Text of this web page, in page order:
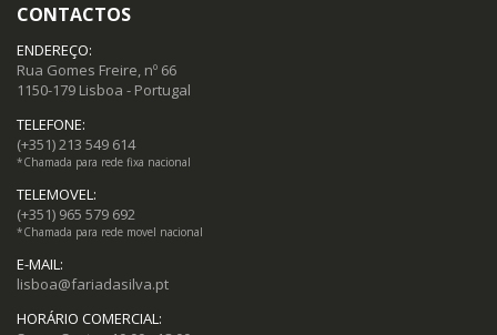
CONTACTOS
ENDEREÇO:
Rua Gomes Freire, nº 66
1150-179 Lisboa - Portugal
TELEFONE:
(+351) 213 549 614
*Chamada para rede fixa nacional
TELEMOVEL:
(+351) 965 579 692
*Chamada para rede movel nacional
E-MAIL:
lisboa@fariadasilva.pt
HORÁRIO COMERCIAL: